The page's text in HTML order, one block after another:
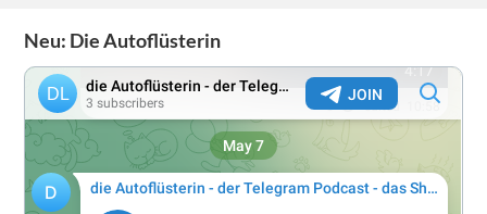
Neu: Die Autoflüsterin